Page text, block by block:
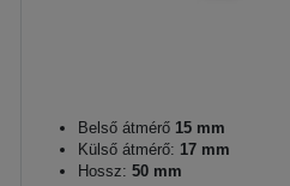
Belső átmérő 15 mm
Külső átmérő: 17 mm
Hossz: 50 mm